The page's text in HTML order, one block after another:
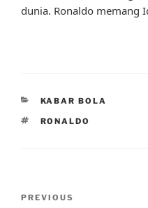
dunia. Ronaldo memang
CATEGORIES
KABAR BOLA
TAGS
RONALDO
Previous
PREVIOUS